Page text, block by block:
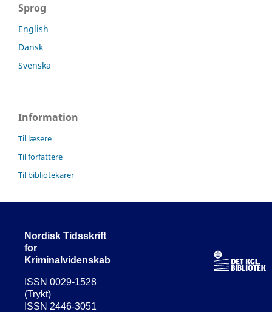
Sprog
English
Dansk
Svenska
Information
Til læsere
Til forfattere
Til bibliotekarer
Nordisk Tidsskrift
for
Kriminalvidenskab
ISSN 0029-1528
(Trykt)
ISSN 2446-3051